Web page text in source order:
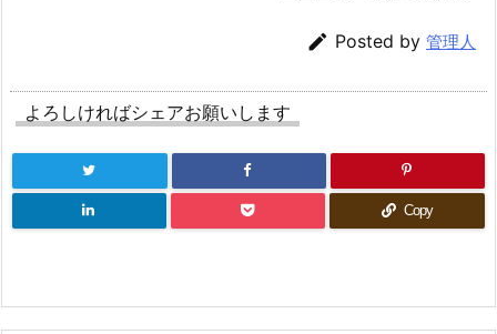
 Posted by 管理人
よろしければシェアお願いします
Copy